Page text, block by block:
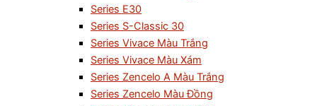
Series E30
Series S-Classic 30
Series Vivace Màu Trắng
Series Vivace Màu Xám
Series Zencelo A Màu Trắng
Series Zencelo Màu Đồng